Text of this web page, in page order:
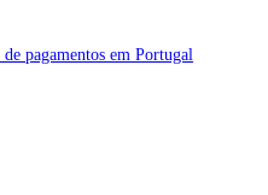
pagamentos em Portugal